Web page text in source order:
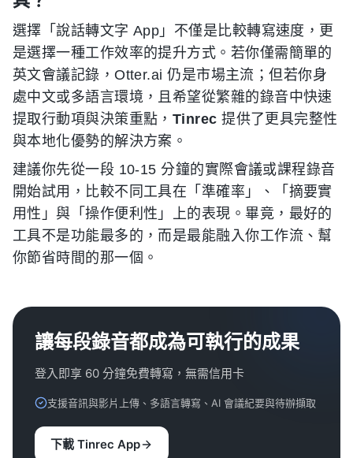
選擇「說話轉文字 App」不僅是比較轉寫速度，更
是選擇一種工作效率的提升方式。若你僅需簡單的
英文會議記錄，Otter.ai 仍是市場主流；但若你身
處中文或多語言環境，且希望從繁雜的錄音中快速
提取行動項與決策重點， Tinrec 提供了更具完整性
與本地化優勢的解決方案。
建議你先從一段 10-15 分鐘的實際會議或課程錄音
開始試用，比較不同工具在「準確率」、「摘要實
用性」與「操作便利性」上的表現。畢竟，最好的
工具不是功能最多的，而是最能融入你工作流、幫
你節省時間的那一個。
讓每段錄音都成為可執行的成果
登入即享 60 分鐘免費轉寫，無需信用卡
支援音訊與影片上傳、多語言轉寫、AI 會議紀要與待辦擷取
下載 Tinrec App